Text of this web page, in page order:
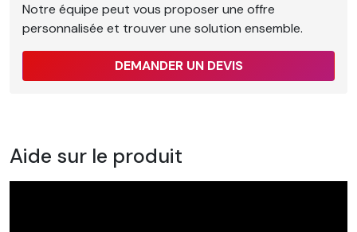
Notre équipe peut vous proposer une offre
personnalisée et trouver une solution ensemble.
DEMANDER UN DEVIS
Aide sur le produit